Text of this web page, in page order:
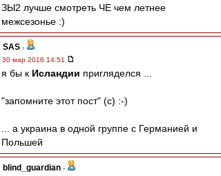
ЗЫ2 лучше смотреть ЧЕ чем летнее
межсезонье :)
SAS -
30 мар 2016 14:51
я бы к Исландии пригляделся ...
"запомните этот пост" (c) :-)
... а украина в одной группе с Германией и
Польшей
blind_guardian -